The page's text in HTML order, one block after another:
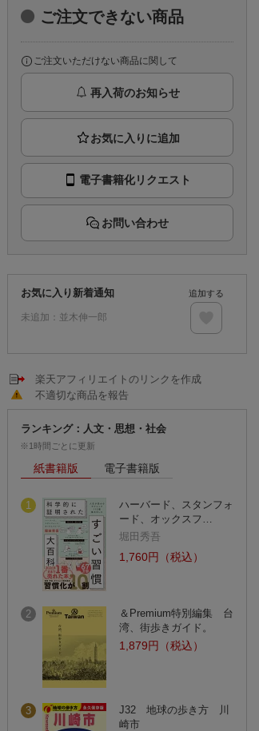
楽天チケット
エンタメニュース
推し楽
ご注文できない商品
ご注文いただけない商品に関して
再入荷のお知らせ
電子書籍化リクエスト
お問い合わせ
お気に入り新着通知
未追加： 並木伸一郎
追加する
楽天アフィリエイトのリンクを作成
不適切な商品を報告
ランキング：人文・思想・社会
※1時間ごとに更新
紙書籍版 電子書籍版
1
ハーバード、スタンフォ
ード、オックスフ…
堀田秀吾
1,760円（税込）
2
＆Premium特別編集 台
湾、街歩きガイド。
1,879円（税込）
3
J32 地球の歩き方 川
崎市